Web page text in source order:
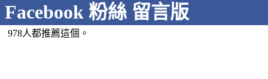
Facebook 粉絲 留言版
978人都推薦這個。